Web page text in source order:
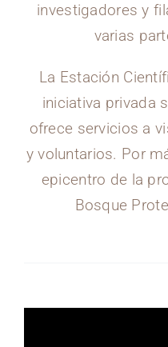
investigadores y
varias
La Estación
iniciativa privada
ofrece servicios a
y voluntarios. Por
epicentro de la
Bosque